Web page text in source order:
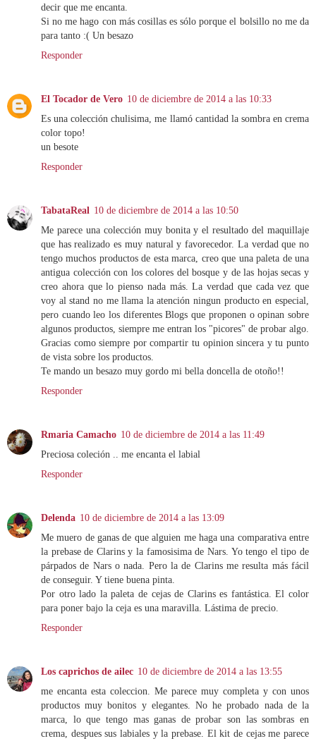
decir que me encanta.
Si no me hago con más cosillas es sólo porque el bolsillo no me da
para tanto :( Un besazo
Responder
El Tocador de Vero 10 de diciembre de 2014 a las 10:33
Es una colección chulisima, me llamó cantidad la sombra en crema
color topo!
un besote
Responder
TabataReal 10 de diciembre de 2014 a las 10:50
Me parece una colección muy bonita y el resultado del maquillaje
que has realizado es muy natural y favorecedor. La verdad que no
tengo muchos productos de esta marca, creo que una paleta de una
antigua colección con los colores del bosque y de las hojas secas y
creo ahora que lo pienso nada más. La verdad que cada vez que
voy al stand no me llama la atención ningun producto en especial,
pero cuando leo los diferentes Blogs que proponen o opinan sobre
algunos productos, siempre me entran los "picores" de probar algo.
Gracias como siempre por compartir tu opinion sincera y tu punto
de vista sobre los productos.
Te mando un besazo muy gordo mi bella doncella de otoño!!
Responder
Rmaria Camacho 10 de diciembre de 2014 a las 11:49
Preciosa coleción .. me encanta el labial
Responder
Delenda 10 de diciembre de 2014 a las 13:09
Me muero de ganas de que alguien me haga una comparativa entre
la prebase de Clarins y la famosisima de Nars. Yo tengo el tipo de
párpados de Nars o nada. Pero la de Clarins me resulta más fácil
de conseguir. Y tiene buena pinta.
Por otro lado la paleta de cejas de Clarins es fantástica. El color
para poner bajo la ceja es una maravilla. Lástima de precio.
Responder
Los caprichos de ailec 10 de diciembre de 2014 a las 13:55
me encanta esta coleccion. Me parece muy completa y con unos
productos muy bonitos y elegantes. No he probado nada de la
marca, lo que tengo mas ganas de probar son las sombras en
crema, despues sus labiales y la prebase. El kit de cejas me parece